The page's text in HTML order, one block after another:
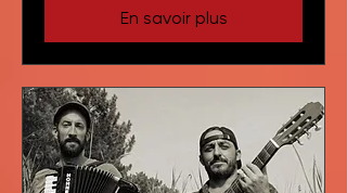
En savoir plus